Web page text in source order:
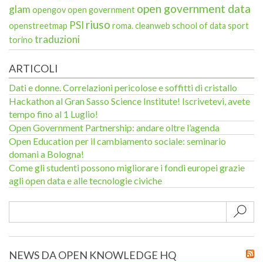
glam opengovopen government open government data
openstreetmap PSI riuso roma. cleanweb school of data sport
torino traduzioni
ARTICOLI
Dati e donne. Correlazioni pericolose e soffitti di cristallo
Hackathon al Gran Sasso Science Institute! Iscrivetevi, avete
tempo fino al 1 Luglio!
Open Government Partnership: andare oltre l’agenda
Open Education per il cambiamento sociale: seminario
domani a Bologna!
Come gli studenti possono migliorare i fondi europei grazie
agli open data e alle tecnologie civiche
NEWS DA OPEN KNOWLEDGE HQ